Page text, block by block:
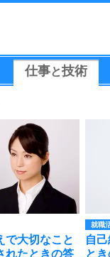
仕事と技術
で大切なこと
れたときの答
就職
自
とき